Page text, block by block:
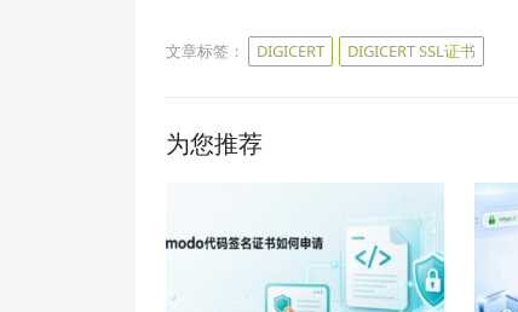
文章标签： DIGICERT DIGICERT SSL证书
为您推荐